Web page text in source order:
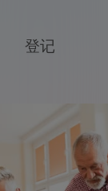
登记